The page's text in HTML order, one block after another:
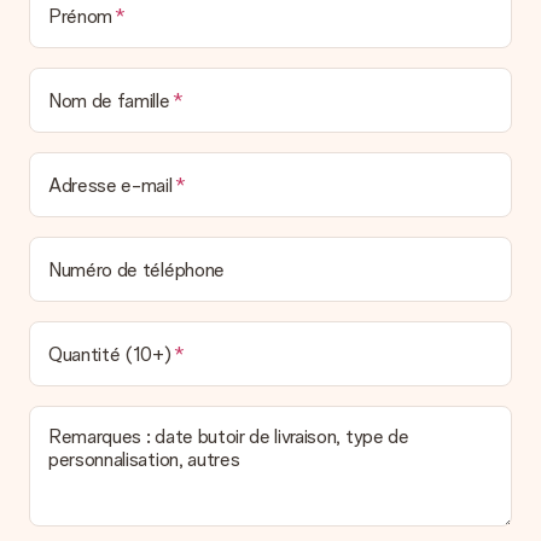
Prénom
Nom de famille
Adresse e-mail
Numéro de téléphone
Quantité (10+)
Remarques : date butoir de livraison, type de
personnalisation, autres